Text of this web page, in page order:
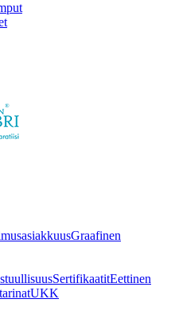
Graafinen
SertifikaatitEettinen
UKK